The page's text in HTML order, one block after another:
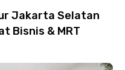
Jakarta Selatan
Bisnis & MRT